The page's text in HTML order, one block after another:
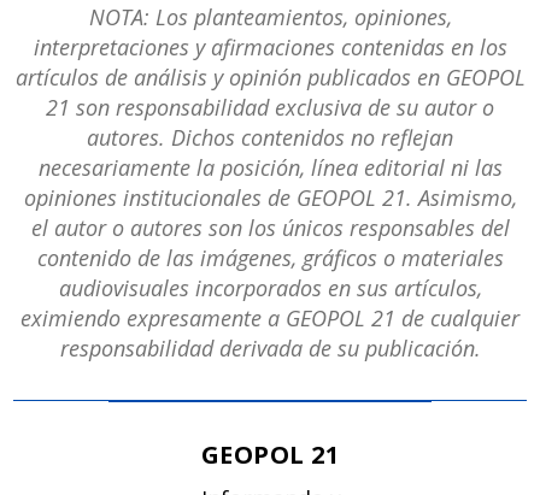
NOTA: Los planteamientos, opiniones,
interpretaciones y afirmaciones contenidas en los
artículos de análisis y opinión publicados en GEOPOL
21 son responsabilidad exclusiva de su autor o
autores. Dichos contenidos no reflejan
necesariamente la posición, línea editorial ni las
opiniones institucionales de GEOPOL 21. Asimismo,
el autor o autores son los únicos responsables del
contenido de las imágenes, gráficos o materiales
audiovisuales incorporados en sus artículos,
eximiendo expresamente a GEOPOL 21 de cualquier
responsabilidad derivada de su publicación.
GEOPOL 21